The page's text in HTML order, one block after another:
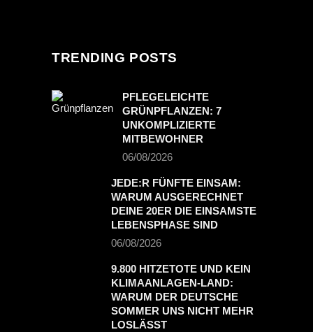
TRENDING POSTS
PFLEGELEICHTE
GRÜNPFLANZEN: 7
UNKOMPLIZIERTE
MITBEWOHNER
06/08/2026
JEDE:R FÜNFTE EINSAM:
WARUM AUSGERECHNET
DEINE 20ER DIE EINSAMSTE
LEBENSPHASE SIND
06/08/2026
9.800 HITZETOTE UND KEIN
KLIMAANLAGEN-LAND:
WARUM DER DEUTSCHE
SOMMER UNS NICHT MEHR
LOSLÄSST